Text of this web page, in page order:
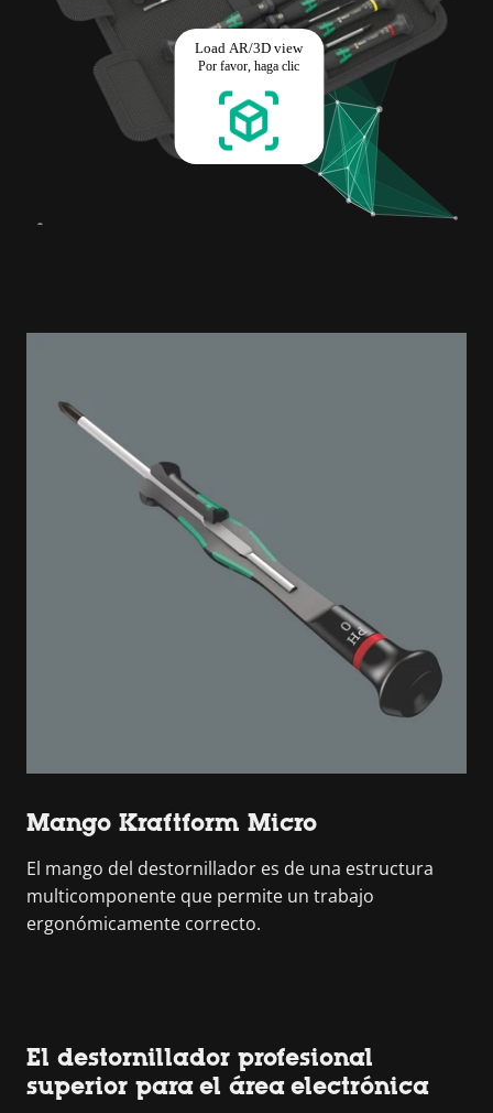
Mango Kraftform Micro
El mango del destornillador es de una estructura
multicomponente que permite un trabajo
ergonómicamente correcto.
El destornillador profesional
superior para el área electrónica